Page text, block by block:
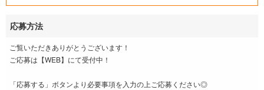
応募方法
ご覧いただきありがとうございます！
ご応募は【WEB】にて受付中！
「応募する」ボタンより必要事項を入力の上ご応募ください◎